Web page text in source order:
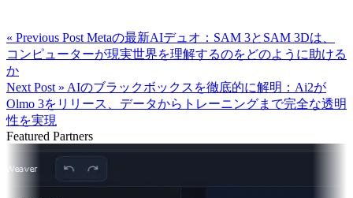
« Previous Post Metaの最新AIデュオ：SAM 3とSAM 3Dは、
コンピューターが現実世界を理解するのをどのように助ける
か
Next Post » AIのブラックボックスを徹底的に解明：Ai2が
Olmo 3をリリース、データからトレーニングまで完全な透明
性を実現
Featured Partners